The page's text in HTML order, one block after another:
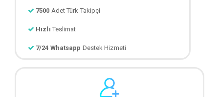
7500 Adet Türk Takipçi
Hızlı Teslimat
7/24 Whatsapp Destek Hizmeti